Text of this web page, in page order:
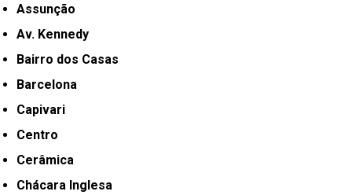
Assunção
Av. Kennedy
Bairro dos Casas
Barcelona
Capivari
Centro
Cerâmica
Chácara Inglesa